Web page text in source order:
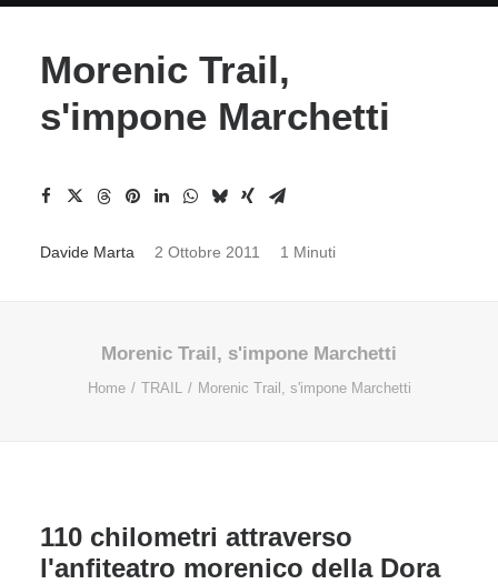
Morenic Trail,
s'impone Marchetti
Davide Marta 2 Ottobre 2011 1 Minuti
Morenic Trail, s'impone Marchetti
Home TRAIL Morenic Trail, s'impone Marchetti
110 chilometri attraverso
l'anfiteatro morenico della Dora